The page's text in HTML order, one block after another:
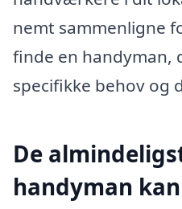
nemt sammenligne
finde en handyman,
specifikke behov og
De
handyman